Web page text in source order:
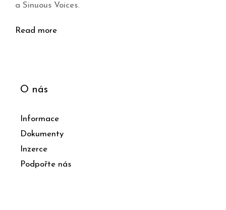
a Sinuous Voices.
Read more
O nás
Informace
Dokumenty
Inzerce
Podpořte nás